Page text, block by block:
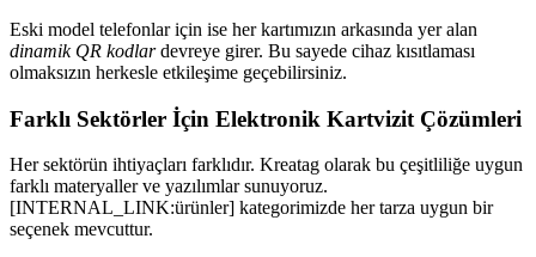
Eski model telefonlar için ise her kartımızın arkasında yer alan
dinamik QR kodlardevreye girer. Bu sayede cihaz kısıtlaması
olmaksızın herkesle etkileşime geçebilirsiniz.
Farklı Sektörler İçin Elektronik Kartvizit Çözümleri
Her sektörün ihtiyaçları farklıdır. Kreatag olarak bu çeşitliliğe uygun
farklı materyaller ve yazılımlar sunuyoruz.
[INTERNAL_LINK:ürünler] kategorimizde her tarza uygun bir
seçenek mevcuttur.